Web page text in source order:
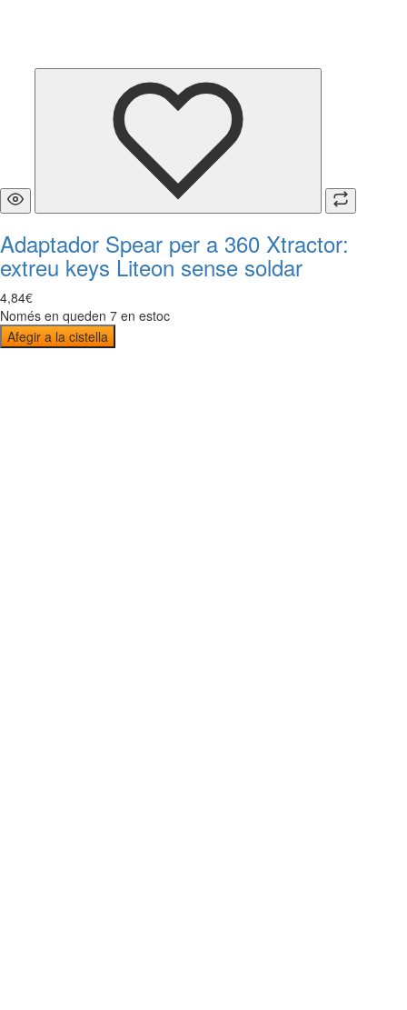
Adaptador Spear per a 360 Xtractor:
extreu keys Liteon sense soldar
4,84€
Només en queden 7 en estoc
Afegir a la cistella